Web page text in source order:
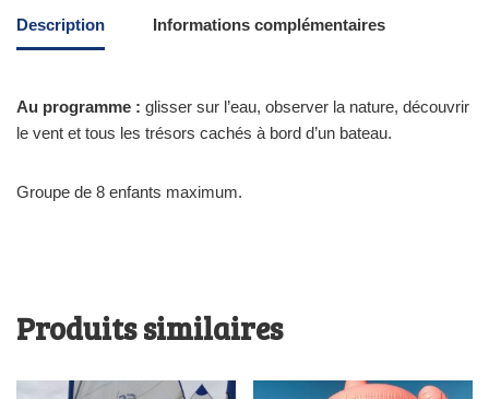
Description Informations complémentaires
Au programme : glisser sur l’eau, observer la nature, découvrir
le vent et tous les trésors cachés à bord d’un bateau.
Groupe de 8 enfants maximum.
Produits similaires